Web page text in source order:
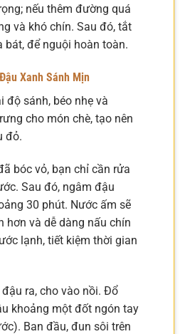
nếu thêm đường quá
và khó chín. Sau đó, tắt
bát, để nguội hoàn toàn.
Xanh Sánh Mịn
độ sánh, béo nhẹ và
cho món chè, tạo nên
đỏ.
bóc vỏ, bạn chỉ cần rửa
Sau đó, ngâm đậu
30 phút. Nước ấm sẽ
hơn và dễ dàng nấu chín
lạnh, tiết kiệm thời gian
ra, cho vào nồi. Đổ
khoảng một đốt ngón tay
Ban đầu, đun sôi trên